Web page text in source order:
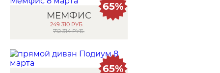
МЕМФИС
249 310 РУБ.
712 314 РУБ.
65%
65%